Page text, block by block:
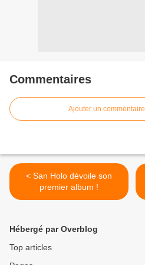
Commentaires
Ajouter un commentaire
< San Holo dévoile son
premier album !
Hébergé par Overblog
Top articles